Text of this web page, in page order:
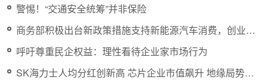
警惕！“交通安全统筹”并非保险
商务部积极出台新政策措施支持新能源汽车消费，创业板
指下跌1%
呼吁尊重民企权益：理性看待企业家市场行为
SK海力士人均分红创新高 芯片企业市值飙升 地缘局势紧